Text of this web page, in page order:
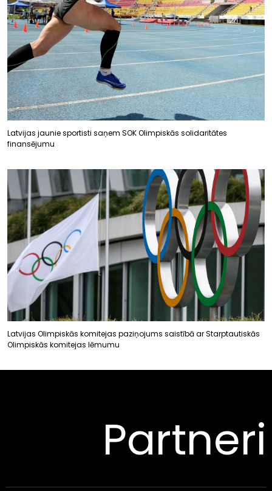
Latvijas jaunie sportisti saņem SOK Olimpiskās solidaritātes
finansējumu
Latvijas Olimpiskās komitejas paziņojums saistībā ar Starptautiskās
Olimpiskās komitejas lēmumu
Partneri